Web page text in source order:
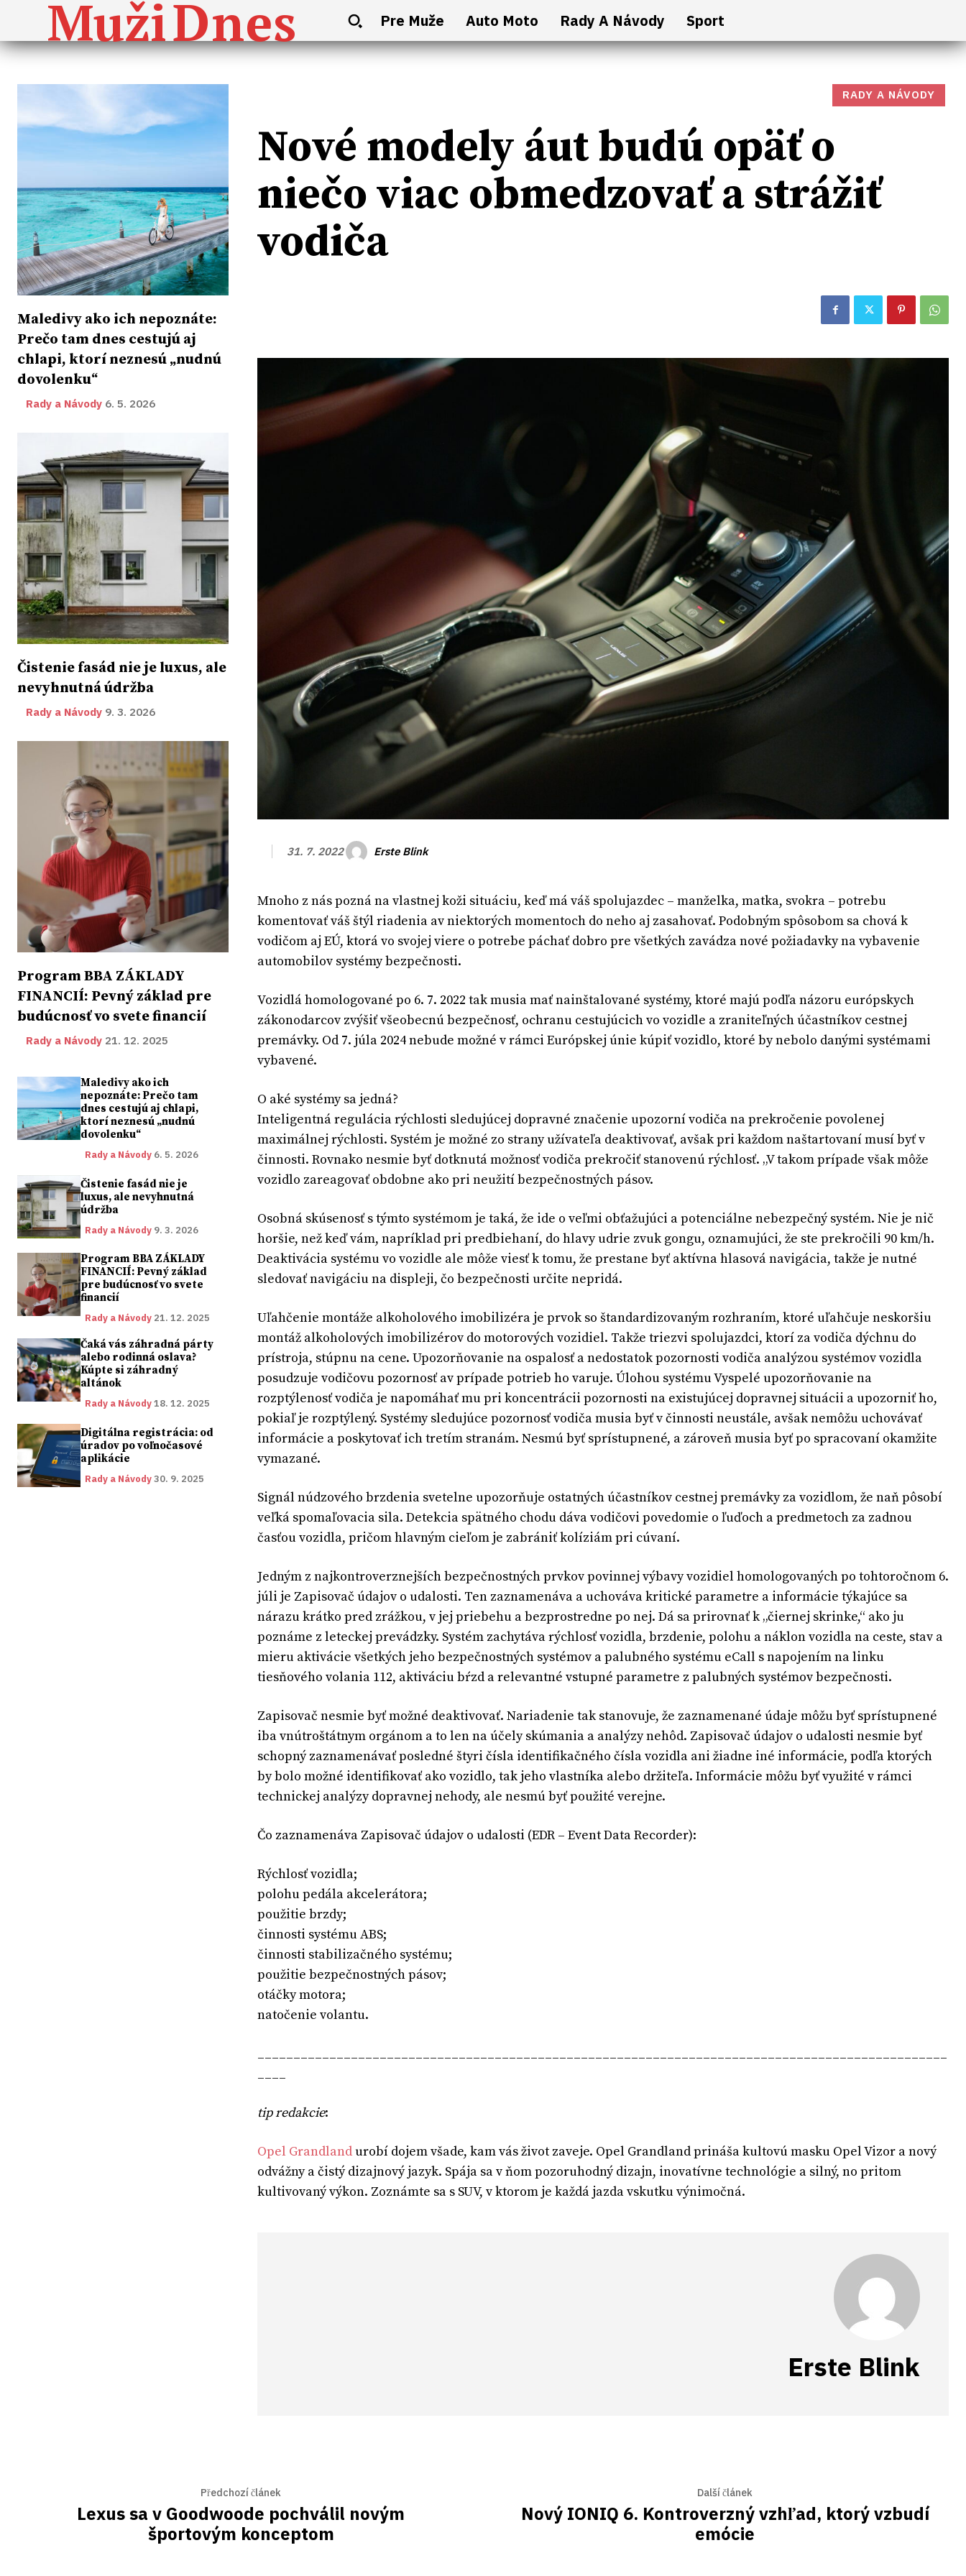
MužiDnes Pre Muže Auto Moto Rady A Návody Sport
Maledivy ako ich nepoznáte:
Prečo tam dnes cestujú aj
chlapi, ktorí neznesú „nudnú
dovolenku“
Rady a Návody 6. 5. 2026
Čistenie fasád nie je luxus, ale
nevyhnutná údržba
Rady a Návody 9. 3. 2026
Program BBA ZÁKLADY
FINANCIÍ: Pevný základ pre
budúcnosť vo svete financií
Rady a Návody 21. 12. 2025
Maledivy ako ich
nepoznáte: Prečo tam
dnes cestujú aj chlapi,
ktorí neznesú „nudnú
dovolenku“
Rady a Návody 6. 5. 2026
Čistenie fasád nie je
luxus, ale nevyhnutná
údržba
Rady a Návody 9. 3. 2026
Program BBA ZÁKLADY
FINANCIÍ: Pevný základ
pre budúcnosť vo svete
financií
Rady a Návody 21. 12. 2025
Čaká vás záhradná párty
alebo rodinná oslava?
Kúpte si záhradný
altánok
Rady a Návody18. 12. 2025
Digitálna registrácia: od
úradov po voľnočasové
aplikácie
Rady a Návody30. 9. 2025
RADY A NÁVODY
Nové modely áut budú opäť o
niečo viac obmedzovať a strážiť
vodiča
31. 7. 2022 Erste Blink
Mnoho z nás pozná na vlastnej koži situáciu, keď má váš spolujazdec – manželka, matka, svokra – potrebu
komentovať váš štýl riadenia av niektorých momentoch do neho aj zasahovať. Podobným spôsobom sa chová k
vodičom aj EÚ, ktorá vo svojej viere o potrebe páchať dobro pre všetkých zavádza nové požiadavky na vybavenie
automobilov systémy bezpečnosti.
Vozidlá homologované po 6. 7. 2022 tak musia mať nainštalované systémy, ktoré majú podľa názoru európskych
zákonodarcov zvýšiť všeobecnú bezpečnosť, ochranu cestujúcich vo vozidle a zraniteľných účastníkov cestnej
premávky. Od 7. júla 2024 nebude možné v rámci Európskej únie kúpiť vozidlo, ktoré by nebolo danými systémami
vybavené.
O aké systémy sa jedná?
Inteligentná regulácia rýchlosti sledujúcej dopravné značenie upozorní vodiča na prekročenie povolenej
maximálnej rýchlosti. Systém je možné zo strany užívateľa deaktivovať, avšak pri každom naštartovaní musí byť v
činnosti. Rovnako nesmie byť dotknutá možnosť vodiča prekročiť stanovenú rýchlosť. „V takom prípade však môže
vozidlo zareagovať obdobne ako pri neužití bezpečnostných pásov.
Osobná skúsenosť s týmto systémom je taká, že ide o veľmi obťažujúci a potenciálne nebezpečný systém. Nie je nič
horšie, než keď vám, napríklad pri predbiehaní, do hlavy udrie zvuk gongu, oznamujúci, že ste prekročili 90 km/h.
Deaktivácia systému vo vozidle ale môže viesť k tomu, že prestane byť aktívna hlasová navigácia, takže je nutné
sledovať navigáciu na displeji, čo bezpečnosti určite nepridá.
Uľahčenie montáže alkoholového imobilizéra je prvok so štandardizovaným rozhraním, ktoré uľahčuje neskoršiu
montáž alkoholových imobilizérov do motorových vozidiel. Takže triezvi spolujazdci, ktorí za vodiča dýchnu do
prístroja, stúpnu na cene. Upozorňovanie na ospalosť a nedostatok pozornosti vodiča analýzou systémov vozidla
posudzuje vodičovu pozornosť av prípade potrieb ho varuje. Úlohou systému Vyspelé upozorňovanie na
rozptýlenosť vodiča je napomáhať mu pri koncentrácii pozornosti na existujúcej dopravnej situácii a upozorniť ho,
pokiaľ je rozptýlený. Systémy sledujúce pozornosť vodiča musia byť v činnosti neustále, avšak nemôžu uchovávať
informácie a poskytovať ich tretím stranám. Nesmú byť sprístupnené, a zároveň musia byť po spracovaní okamžite
vymazané.
Signál núdzového brzdenia svetelne upozorňuje ostatných účastníkov cestnej premávky za vozidlom, že naň pôsobí
veľká spomaľovacia sila. Detekcia spätného chodu dáva vodičovi povedomie o ľuďoch a predmetoch za zadnou
časťou vozidla, pričom hlavným cieľom je zabrániť kolíziám pri cúvaní.
Jedným z najkontroverznejších bezpečnostných prvkov povinnej výbavy vozidiel homologovaných po tohtoročnom 6.
júli je Zapisovač údajov o udalosti. Ten zaznamenáva a uchováva kritické parametre a informácie týkajúce sa
nárazu krátko pred zrážkou, v jej priebehu a bezprostredne po nej. Dá sa prirovnať k „čiernej skrinke,“ ako ju
poznáme z leteckej prevádzky. Systém zachytáva rýchlosť vozidla, brzdenie, polohu a náklon vozidla na ceste, stav a
mieru aktivácie všetkých jeho bezpečnostných systémov a palubného systému eCall s napojením na linku
tiesňového volania 112, aktiváciu bŕzd a relevantné vstupné parametre z palubných systémov bezpečnosti.
Zapisovač nesmie byť možné deaktivovať. Nariadenie tak stanovuje, že zaznamenané údaje môžu byť sprístupnené
iba vnútroštátnym orgánom a to len na účely skúmania a analýzy nehôd. Zapisovač údajov o udalosti nesmie byť
schopný zaznamenávať posledné štyri čísla identifikačného čísla vozidla ani žiadne iné informácie, podľa ktorých
by bolo možné identifikovať ako vozidlo, tak jeho vlastníka alebo držiteľa. Informácie môžu byť využité v rámci
technickej analýzy dopravnej nehody, ale nesmú byť použité verejne.
Čo zaznamenáva Zapisovač údajov o udalosti (EDR – Event Data Recorder):
Rýchlosť vozidla;
polohu pedála akcelerátora;
použitie brzdy;
činnosti systému ABS;
činnosti stabilizačného systému;
použitie bezpečnostných pásov;
otáčky motora;
natočenie volantu.
________________________________________________________________________________________________
____
tip redakcie:
Opel Grandland urobí dojem všade, kam vás život zaveje. Opel Grandland prináša kultovú masku Opel Vizor a nový
odvážny a čistý dizajnový jazyk. Spája sa v ňom pozoruhodný dizajn, inovatívne technológie a silný, no pritom
kultivovaný výkon. Zoznámte sa s SUV, v ktorom je každá jazda vskutku výnimočná.
Erste Blink
Předchozí článek
Lexus sa v Goodwoode pochválil novým
športovým konceptom
Další článek
Nový IONIQ 6. Kontroverzný vzhľad, ktorý vzbudí
emócie